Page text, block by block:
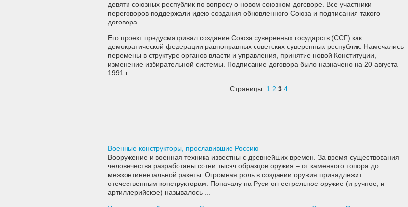
девяти союзных республик по вопросу о новом союзном договоре. Все участники
переговоров поддержали идею создания обновленного Союза и подписания такого
договора.
Его проект предусматривал создание Союза суверенных государств (ССГ) как
демократической федерации равноправных советских суверенных республик. Намечались
перемены в структуре органов власти и управления, принятие новой Конституции,
изменение избирательной системы. Подписание договора было назначено на 20 августа
1991 г.
Страницы: 1 2 3 4
Военные конструкторы, прославившие Россию
Вооружение и военная техника известны с древнейших времен. За время существования
человечества разработаны сотни тысяч образцов оружия – от каменного топора до
межконтинентальной ракеты. Огромная роль в создании оружия принадлежит
отечественным конструкторам. Поначалу на Руси огнестрельное оружие (и ручное, и
артиллерийское) называлось ...